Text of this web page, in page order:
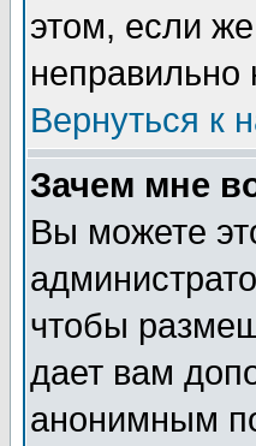
этом, если
Вернуться к
Зачем мне
Вы можете
чтобы
дает вам
анонимным